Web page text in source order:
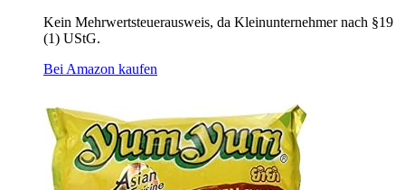
Kein Mehrwertsteuerausweis, da Kleinunternehmer nach §19
(1) UStG.
Bei Amazon kaufen